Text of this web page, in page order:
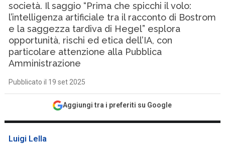
società. Il saggio “Prima che spicchi il volo:
l’intelligenza artificiale tra il racconto di Bostrom
e la saggezza tardiva di Hegel” esplora
opportunità, rischi ed etica dell’IA, con
particolare attenzione alla Pubblica
Amministrazione
Pubblicato il 19 set 2025
Aggiungi tra i preferiti su Google
Luigi Lella